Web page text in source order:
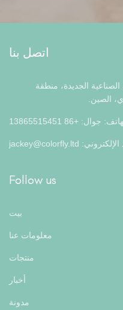
اتصل بنا
الصناعية الجديدة، منطقة
الصين.
جوال: +86 13865515451
الإلكتروني: jackey@colorfly.ltd
Follow us
بيت
معلومات عنا
منتجات
أخبار
مدونة